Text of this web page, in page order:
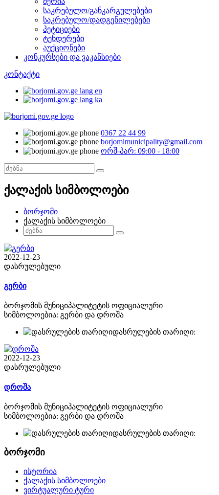
საკრებულო/განკარგულებები
საკრებულო/დადგენილებები
პეტიციები
ტენდერები
აუქციონები
კონკურსები და ვაკანსიები
კონტაქტი
0367 22 44 99
borjomimunicipality@gmail.com
ორშ-პარ: 09:00 - 18:00
ქალაქის სიმბოლოები
ბორჯომი
ქალაქის სიმბოლოები
2022-12-23
დასრულებული
გერბი
ბორჯომის მუნიციპალიტეტის ოფიციალური
სიმბოლოებია: გერბი და დროშა
დასრულების თარიღი:
2022-12-23
დასრულებული
დროშა
ბორჯომის მუნიციპალიტეტის ოფიციალური
სიმბოლოებია: გერბი და დროშა
დასრულების თარიღი:
ბორჯომი
ისტორია
ქალაქის სიმბოლოები
ვირტუალური ტური